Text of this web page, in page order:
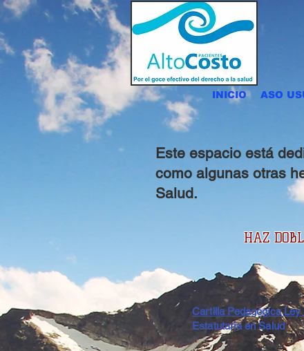
INICIO ASO
Este espacio está
como algunas otras
Salud.
HAZ
Cartilla Pedagógica Ley
Estatutaria en Salud